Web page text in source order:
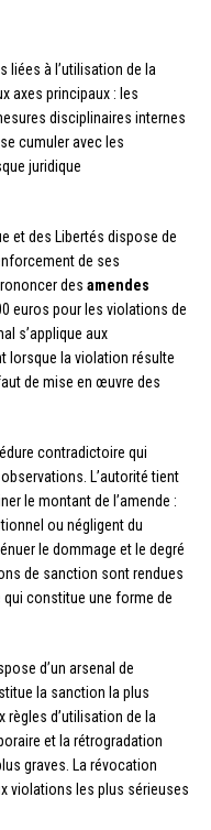
liées à l’utilisation de la
axes principaux : les
disciplinaires internes
cumuler avec les
juridique
et des Libertés dispose de
de ses
des amendes
euros pour les violations de
s’applique aux
lorsque la violation résulte
de mise en œuvre des
contradictoire qui
L’autorité tient
le montant de l’amende :
ou négligent du
le dommage et le degré
de sanction sont rendues
qui constitue une forme de
d’un arsenal de
la sanction la plus
règles d’utilisation de la
et la rétrogradation
graves. La révocation
violations les plus sérieuses